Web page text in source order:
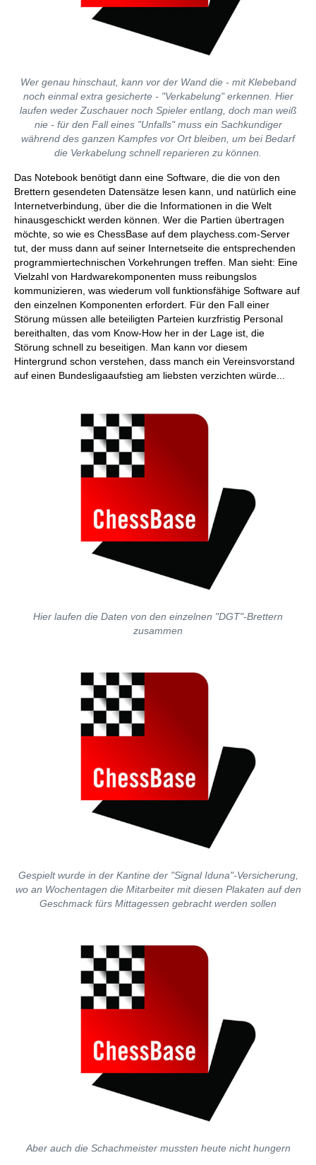
Wer genau hinschaut, kann vor der Wand die - mit Klebeband
noch einmal extra gesicherte - "Verkabelung" erkennen. Hier
laufen weder Zuschauer noch Spieler entlang, doch man weiß
nie - für den Fall eines "Unfalls" muss ein Sachkundiger
während des ganzen Kampfes vor Ort bleiben, um bei Bedarf
die Verkabelung schnell reparieren zu können.
Das Notebook benötigt dann eine Software, die die von den
Brettern gesendeten Datensätze lesen kann, und natürlich eine
Internetverbindung, über die die Informationen in die Welt
hinausgeschickt werden können. Wer die Partien übertragen
möchte, so wie es ChessBase auf dem playchess.com-Server
tut, der muss dann auf seiner Internetseite die entsprechenden
programmiertechnischen Vorkehrungen treffen. Man sieht: Eine
Vielzahl von Hardwarekomponenten muss reibungslos
kommunizieren, was wiederum voll funktionsfähige Software auf
den einzelnen Komponenten erfordert. Für den Fall einer
Störung müssen alle beteiligten Parteien kurzfristig Personal
bereithalten, das vom Know-How her in der Lage ist, die
Störung schnell zu beseitigen. Man kann vor diesem
Hintergrund schon verstehen, dass manch ein Vereinsvorstand
auf einen Bundesligaaufstieg am liebsten verzichten würde...
Hier laufen die Daten von den einzelnen "DGT"-Brettern
zusammen
Gespielt wurde in der Kantine der "Signal Iduna"-Versicherung,
wo an Wochentagen die Mitarbeiter mit diesen Plakaten auf den
Geschmack fürs Mittagessen gebracht werden sollen
Aber auch die Schachmeister mussten heute nicht hungern